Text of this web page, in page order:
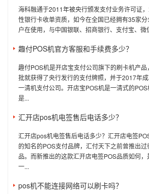
海科融通于2011年被央行颁发支付业务许可证
性银行卡收单资质，如今在全国已经拥有35家
户在使用，与中国银联、招商银行、支付宝、
趣付POS机官方客服和手续费多少？
趣付POS机是开店宝支付公司旗下的刷卡机产
批就获得了央行发行的支付牌照，并于2017年
一清机支付公司。开店宝POS机是一清式的
是...
汇开店pos机电签售后电话多少？
汇开店pos机电签售后电话多少？汇开店电签
的知名的POS支付品牌，汇付天下之前曾推出
品。而新推出的这款汇开店电签POS品质如何
一...
pos机不能连接网络可以刷卡吗？